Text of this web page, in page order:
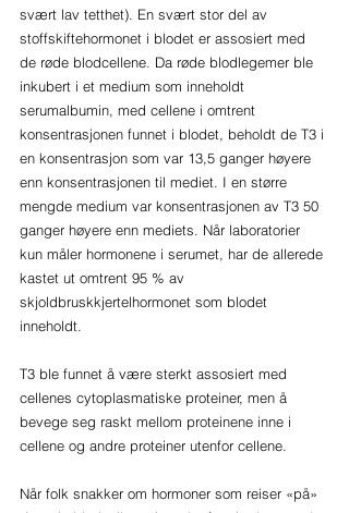
svært lav tetthet). En svært stor del av
stoffskiftehormonet i blodet er assosiert med
de røde blodcellene. Da røde blodlegemer ble
inkubert i et medium som inneholdt
serumalbumin, med cellene i omtrent
konsentrasjonen funnet i blodet, beholdt de T3 i
en konsentrasjon som var 13,5 ganger høyere
enn konsentrasjonen til mediet. I en større
mengde medium var konsentrasjonen av T3 50
ganger høyere enn mediets. Når laboratorier
kun måler hormonene i serumet, har de allerede
kastet ut omtrent 95 % av
skjoldbruskkjertelhormonet som blodet
inneholdt.
T3 ble funnet å være sterkt assosiert med
cellenes cytoplasmatiske proteiner, men å
bevege seg raskt mellom proteinene inne i
cellene og andre proteiner utenfor cellene.
Når folk snakker om hormoner som reiser «på»